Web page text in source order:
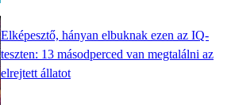
Elképesztő, hányan elbuknak ezen az IQ-
teszten: 13 másodperced van megtalálni az
elrejtett állatot